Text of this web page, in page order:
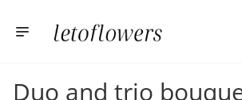
Duo and trio